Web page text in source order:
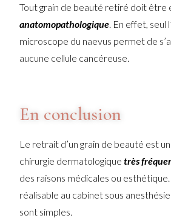
Tout grain de beauté retiré doit être
anatomopathologique. En effet, seul
microscope du naevus permet de
aucune cellule cancéreuse.
En conclusion
Le retrait d’un grain de beauté est
chirurgie dermatologiquetrès
des raisons médicales ou
réalisable au cabinet sous
sont simples.